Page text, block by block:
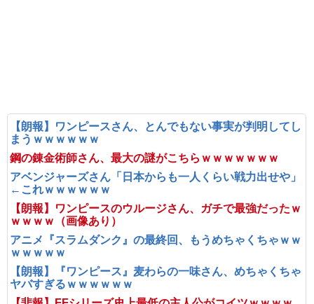
【朗報】ワンピースさん、とんでもない事実が判明してし
まうｗｗｗｗｗｗ
鋼の錬金術師さん、最大の謎がこちらｗｗｗｗｗｗｗ
アベンジャーズさん「日本からも一人くらい戦力出せや」
←これｗｗｗｗｗｗ
【朗報】ワンピースのウルージさん、ガチで最強だったｗ
ｗｗｗｗ（画像あり）
アニメ『スラムダンク』の最終回、もうめちゃくちゃｗｗ
ｗｗｗｗｗ
【朗報】『ワンピース』麦わらの一味さん、めちゃくちゃ
ヤバすぎるｗｗｗｗｗｗ